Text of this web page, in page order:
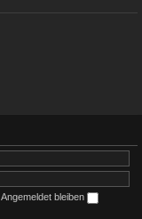
Angemeldet bleiben